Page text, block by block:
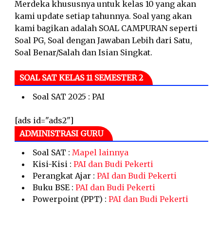
Merdeka khususnya untuk kelas 10 yang akan
kami update setiap tahunnya. Soal yang akan
kami bagikan adalah SOAL CAMPURAN seperti
Soal PG, Soal dengan Jawaban Lebih dari Satu,
Soal Benar/Salah dan Isian Singkat.
SOAL SAT KELAS 11 SEMESTER 2
Soal SAT 2025 : PAI
[ads id="ads2"]
ADMINISTRASI GURU
Soal SAT : Mapel lainnya
Kisi-Kisi : PAI dan Budi Pekerti
Perangkat Ajar : PAI dan Budi Pekerti
Buku BSE : PAI dan Budi Pekerti
Powerpoint (PPT) : PAI dan Budi Pekerti